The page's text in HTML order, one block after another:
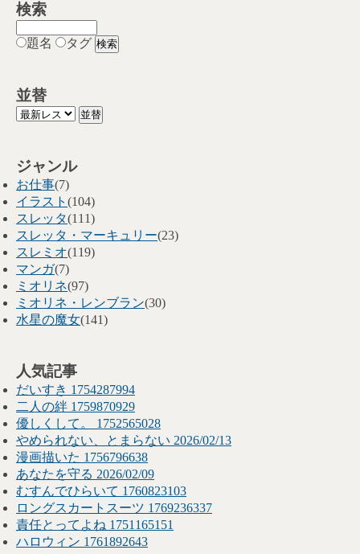
検索
題名 タグ
並替
ジャンル
お仕事(7)
イラスト (104)
スレッタ(111)
スレッタ・マーキュリー(23)
スレミオ(119)
マンガ(7)
ミオリネ(97)
ミオリネ・レンブラン(30)
水星の魔女(141)
人気記事
だいすき 1754287994
二人の絆 1759870929
優しくして。 1752565028
やめられない、とまらない 2026/02/13
漫画描いた 1756796638
あなたを守る 2026/02/09
むすんでひらいて 1760823103
ロングスカートスーツ 1769236337
責任とってよね 1751165151
ハロウィン 1761892643